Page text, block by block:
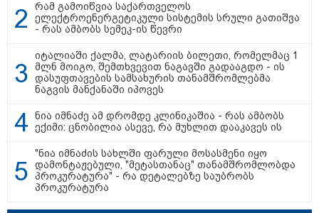
აღავლინა" - საპატრიარქო
13:52 / 06-08-2026
4 წლით პატიმრობა მიესაჯა
სანიტარს, რომელმაც შვილი
ბათუმში, კლინიკის
საპირფარეშოში გააჩინა,
შემდეგ კი დაზიანებები მიაყენა
11:16 / 06-08-2026
ცნობილი ხდება, რომ
რამ გამოიწვია საქართველოს
ელექტროენერგეტიკული სისტემის სრული გათიშვა
- რას ამბობს სემეკ-ის წევრი
იტალიაში ქალმა, ლატარიის ბილეთი, რომელმაც 1
მლნ მოიგო, შემთხვევით ნაგავში გადააგდო - ის
დასუფთავების სამსახურის თანამშრომლებმა
ნაგვის მანქანაში იპოვეს
ნია იმნაძე ამ დრომდე კლინიკაშია - რას ამბობს
ექიმი: ცნობილია ასევე, რა მუხლით დააკავეს ის
"ნია იმნაძის სახლში ფარული მოსასმენი იყო
დამონტაჟებული, "მეტასთანაც" თანამშრომლობდა
პროკურატურა" - რა დეტალებზე საუბრობს
პროკურატურა